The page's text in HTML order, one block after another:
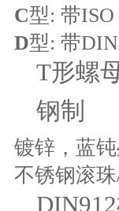
C型: 带
D型: 带
T形螺
钢制
镀锌，蓝
不锈钢滚